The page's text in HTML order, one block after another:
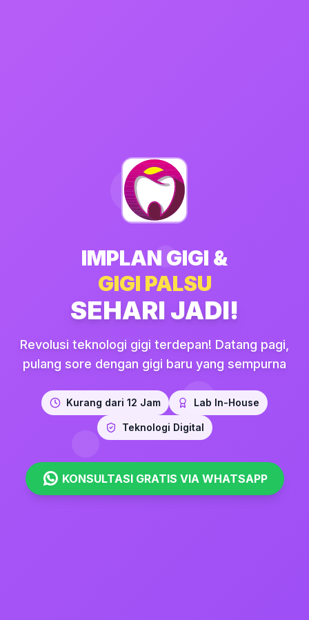
IMPLAN GIGI &
GIGI PALSU
SEHARI JADI!
Revolusi teknologi gigi terdepan! Datang pagi,
pulang sore dengan gigi baru yang sempurna
Kurang dari 12 Jam Lab In-House
Teknologi Digital
KONSULTASI GRATIS VIA WHATSAPP